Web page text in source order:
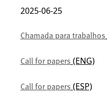
2025-06-25
Chamada para trabalhos
Call for papers (ENG)
Call for papers (ESP)